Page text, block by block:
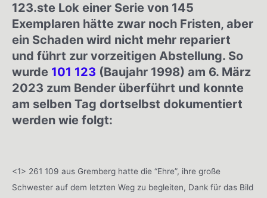
123.ste Lok einer Serie von 145
Exemplaren hätte zwar noch Fristen, aber
ein Schaden wird nicht mehr repariert
und führt zur vorzeitigen Abstellung. So
wurde 101 123 (Baujahr 1998) am 6. März
2023 zum Bender überführt und konnte
am selben Tag dortselbst dokumentiert
werden wie folgt:
<1> 261 109 aus Gremberg hatte die “Ehre”, ihre große
Schwester auf dem letzten Weg zu begleiten, Dank für das Bild